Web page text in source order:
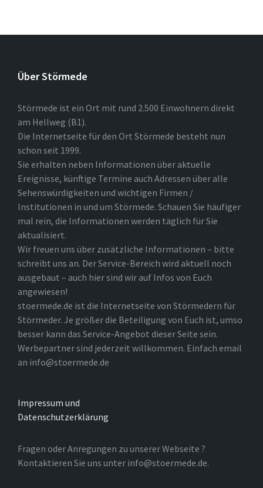
Über Störmede
Störmede ist ein Ort mit rund 2.500 Einwohnern direkt
am Hellweg (B1).
Die Internetseite für den Ort Störmede besteht nun
schon seit 1999.
Sie erhalten neben Informationen über aktuelle
Ereignisse, künftige Termine auch Adressen über alle
Sehenswürdigkeiten und wichtigen Firmen /
Institutionen in und um Störmede. Schauen Sie häufiger
mal rein, die Informationen werden täglich für Sie
aktualisiert.
Wir freuen uns über zusätzliche Informationen – bitte
schreibt uns an. Der Service-Bereich wird aktuell noch
ausgebaut – auch hier sind wir auf Infos von Euch
angewiesen!
stoermede.de ist die Internetseite von Störmedern für
Störmeder. Je größer die Beteiligung von Euch ist, umso
besser kann das Service-Angebot dieser Seite sein.
Werbepartner sind jederzeit willkommen. Einfach email
an info@stoermede.de
Impressum und
Datenschutzerklärung
Fragen oder Anregungen zu unserer Webseite ?
Kontaktieren Sie uns unter info@stoermede.de.